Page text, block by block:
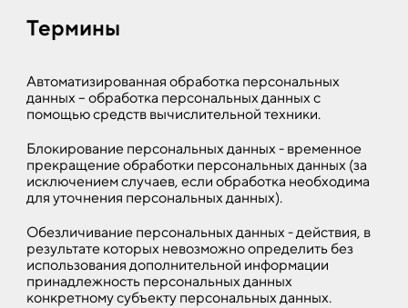
Термины
Автоматизированная обработка персональных
данных – обработка персональных данных с
помощью средств вычислительной техники.
Блокирование персональных данных - временное
прекращение обработки персональных данных (за
исключением случаев, если обработка необходима
для уточнения персональных данных).
Обезличивание персональных данных - действия, в
результате которых невозможно определить без
использования дополнительной информации
принадлежность персональных данных
конкретному субъекту персональных данных.